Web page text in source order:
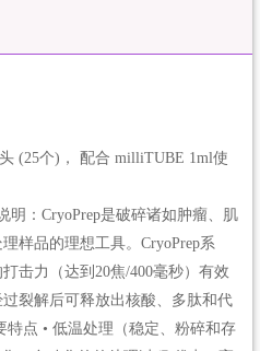
(25个)， 配合 milliTUBE 1ml使
明：CryoPrep是破碎诸如肿瘤、肌
样品的理想工具。CryoPrep系
击力（达到20焦/400毫秒）有效
裂解后可释放出核酸、多肽和代
点 • 低温处理（稳定、粉碎和存